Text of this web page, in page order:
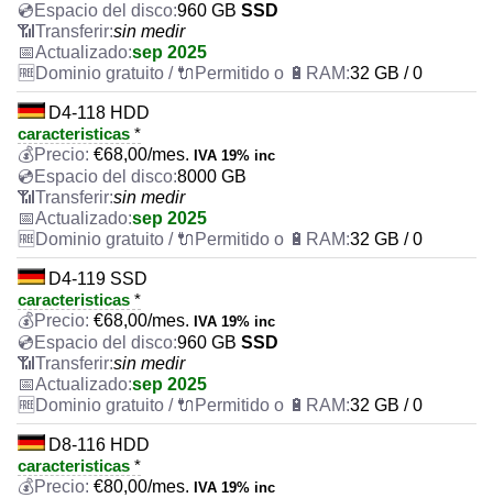
960 GB SSD
sin medir
sep 2025
32 GB / 0
D4-118 HDD
caracteristicas *
€68,00/mes. IVA 19% inc
8000 GB
sin medir
sep 2025
32 GB / 0
D4-119 SSD
caracteristicas *
€68,00/mes. IVA 19% inc
960 GB SSD
sin medir
sep 2025
32 GB / 0
D8-116 HDD
caracteristicas *
€80,00/mes. IVA 19% inc